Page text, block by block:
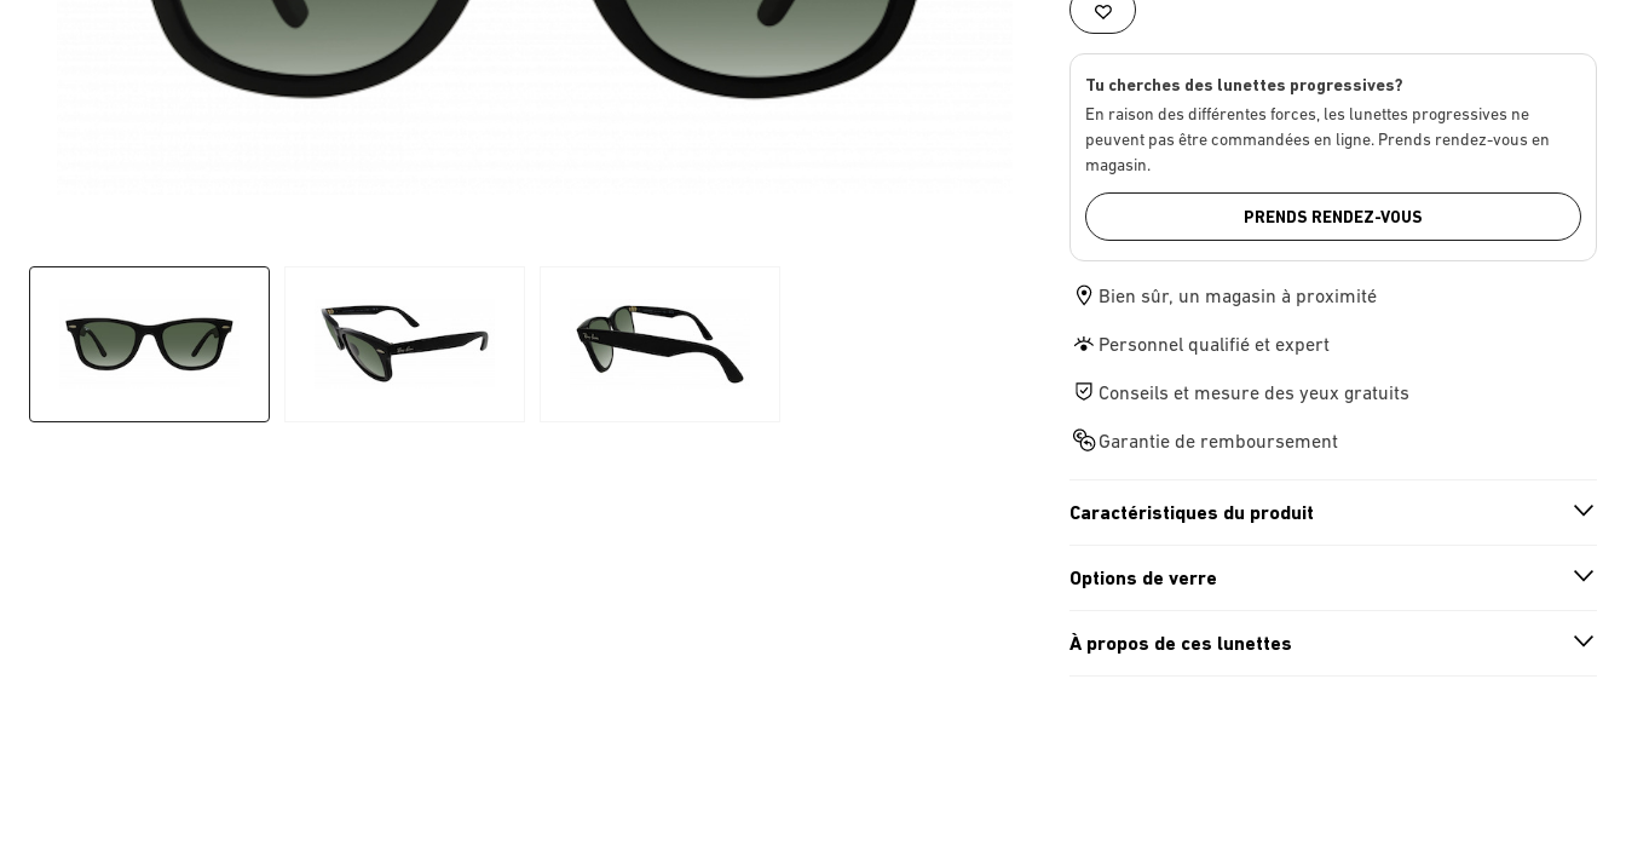
Tu cherches des lunettes progressives?
En raison des différentes forces, les lunettes progressives ne
peuvent pas être commandées en ligne. Prends rendez-vous en
magasin.
PRENDS RENDEZ-VOUS
Bien sûr, un magasin à proximité
Personnel qualifié et expert
Conseils et mesure des yeux gratuits
Garantie de remboursement
Caractéristiques du produit
Options de verre
À propos de ces lunettes